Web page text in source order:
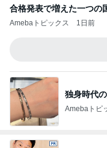
合格発表で増えた一つの
Amebaトピックス 1日前
独身時代
Amebaトピ